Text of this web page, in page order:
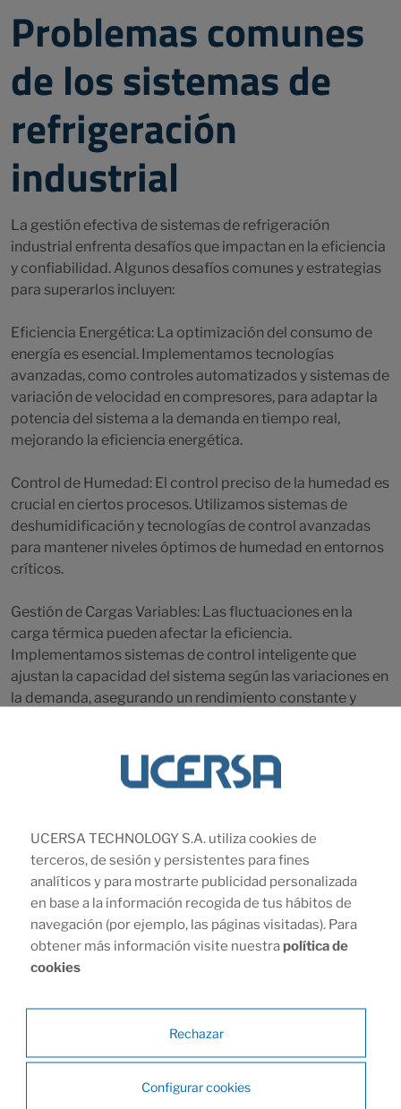
Problemas comunes
de los sistemas de
refrigeración
industrial
La gestión efectiva de sistemas de refrigeración
industrial enfrenta desafíos que impactan en la eficiencia
y confiabilidad. Algunos desafíos comunes y estrategias
para superarlos incluyen:
Eficiencia Energética: La optimización del consumo de
energía es esencial. Implementamos tecnologías
avanzadas, como controles automatizados y sistemas de
variación de velocidad en compresores, para adaptar la
potencia del sistema a la demanda en tiempo real,
mejorando la eficiencia energética.
Control de Humedad: El control preciso de la humedad es
crucial en ciertos procesos. Utilizamos sistemas de
deshumidificación y tecnologías de control avanzadas
para mantener niveles óptimos de humedad en entornos
críticos.
Gestión de Cargas Variables: Las fluctuaciones en la
carga térmica pueden afectar la eficiencia.
Implementamos sistemas de control inteligente que
ajustan la capacidad del sistema según las variaciones en
la demanda, asegurando un rendimiento constante y
Conservación de la
energía en sistemas
de refrigeración
industrial
La conservación de energía es una prioridad fundamental
Implementamos estrategias específicas para minimizar
el consumo y reducir costos operativos:
velocidad en compresores para ajustar la velocidad
UCERSA TECHNOLOGY S.A. utiliza cookies de
terceros, de sesión y persistentes para fines
analíticos y para mostrarte publicidad personalizada
en base a la información recogida de tus hábitos de
navegación (por ejemplo, las páginas visitadas). Para
obtener más información visite nuestra política de
cookies
Rechazar
Configurar cookies